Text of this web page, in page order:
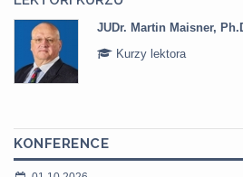
JUDr. Martin Maisner,
Kurzy lektora
KONFERENCE